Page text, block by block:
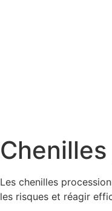
Les chenilles
les risques et réagir